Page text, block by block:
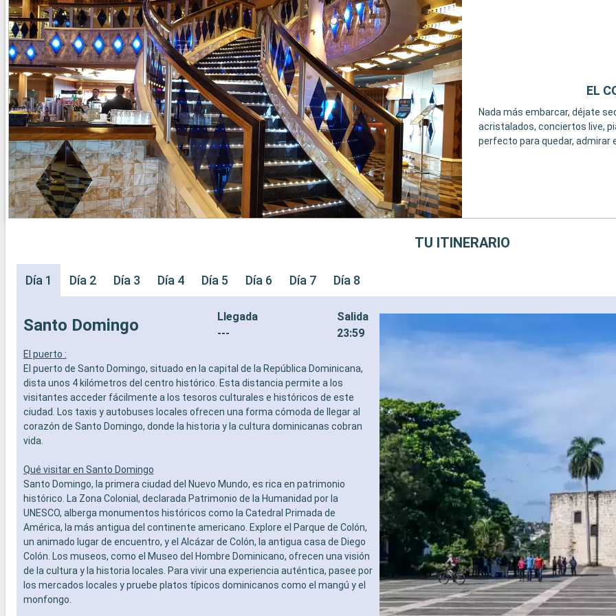
EL
Nada más embarcar, déjate
acristalados, conciertos live,
perfecto para quedar, admirar
TU ITINERARIO
Día 1 Día 2 Día 3 Día 4 Día 5 Día 6 Día 7 Día 8
Santo Domingo
Llegada
---
Salida
23:59
El puerto :
El puerto de Santo Domingo, situado en la capital de la República Dominicana,
dista unos 4 kilómetros del centro histórico. Esta distancia permite a los
visitantes acceder fácilmente a los tesoros culturales e históricos de este
ciudad. Los taxis y autobuses locales ofrecen una forma cómoda de llegar al
corazón de Santo Domingo, donde la historia y la cultura dominicanas cobran
vida.
Qué visitar en Santo Domingo
Santo Domingo, la primera ciudad del Nuevo Mundo, es rica en patrimonio
histórico. La Zona Colonial, declarada Patrimonio de la Humanidad por la
UNESCO, alberga monumentos históricos como la Catedral Primada de
América, la más antigua del continente americano. Explore el Parque de Colón,
un animado lugar de encuentro, y el Alcázar de Colón, la antigua casa de Diego
Colón. Los museos, como el Museo del Hombre Dominicano, ofrecen una visión
de la cultura y la historia locales. Para vivir una experiencia auténtica, pasee por
los mercados locales y pruebe platos típicos dominicanos como el mangú y el
monfongo.